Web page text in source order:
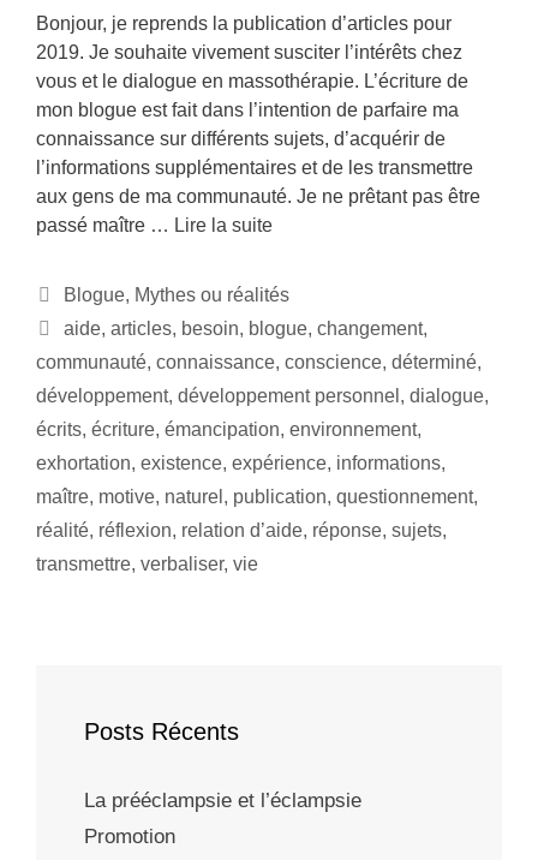
Bonjour, je reprends la publication d’articles pour
2019. Je souhaite vivement susciter l’intérêts chez
vous et le dialogue en massothérapie. L’écriture de
mon blogue est fait dans l’intention de parfaire ma
connaissance sur différents sujets, d’acquérir de
l’informations supplémentaires et de les transmettre
aux gens de ma communauté. Je ne prêtant pas être
passé maître … Lire la suite
Blogue, Mythes ou réalités
aide, articles, besoin, blogue, changement,
communauté, connaissance, conscience, déterminé,
développement, développement personnel , dialogue,
écrits, écriture, émancipation, environnement,
exhortation, existence, expérience, informations,
maître, motive, naturel , publication, questionnement,
réalité, réflexion, relation d’aide, réponse, sujets,
transmettre, verbaliser, vie
Posts Récents
La prééclampsie et l’éclampsie
Promotion